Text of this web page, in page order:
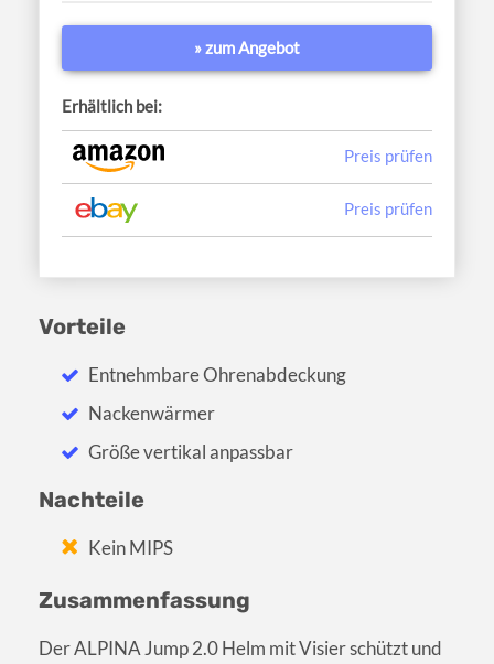
» zum Angebot
Erhältlich bei:
Preis prüfen
Preis prüfen
Vorteile
Entnehmbare Ohrenabdeckung
Nackenwärmer
Größe vertikal anpassbar
Nachteile
Kein MIPS
Zusammenfassung
Der ALPINA Jump 2.0 Helm mit Visier schützt und